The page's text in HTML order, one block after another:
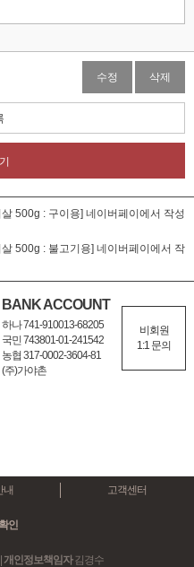
수정 삭제
500g : 구이용] 네이버페이에서 작성
500g : 불고기용] 네이버페이에서 작
BANK ACCOUNT
하나 741-910013-68205
국민 743801-01-241542
농협 317-0002-3604-81
(주)가야촌
비회원
1:1 문의
내 고객센터
인
개인정보책임자김경수